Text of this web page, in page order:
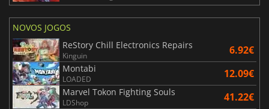
NOVOS JOGOS
ReStory Chill Electronics Repairs
Kinguin 6.92€
Montabi
LOADED 12.09€
Marvel Tokon Fighting Souls
LDShop 41.22€